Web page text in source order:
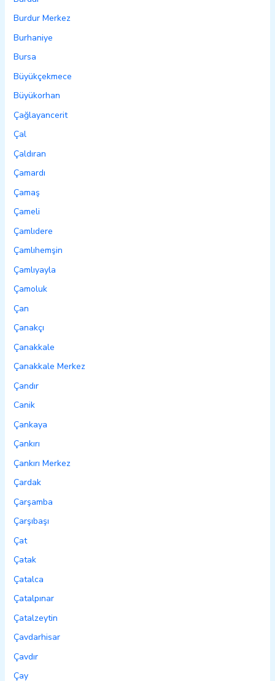
Burdur Merkez
Burhaniye
Bursa
Büyükçekmece
Büyükorhan
Çağlayancerit
Çal
Çaldıran
Çamardı
Çamaş
Çameli
Çamlıdere
Çamlıhemşin
Çamlıyayla
Çamoluk
Çan
Çanakçı
Çanakkale
Çanakkale Merkez
Çandır
Canik
Çankaya
Çankırı
Çankırı Merkez
Çardak
Çarşamba
Çarşıbaşı
Çat
Çatak
Çatalca
Çatalpınar
Çatalzeytin
Çavdarhisar
Çavdır
Çay